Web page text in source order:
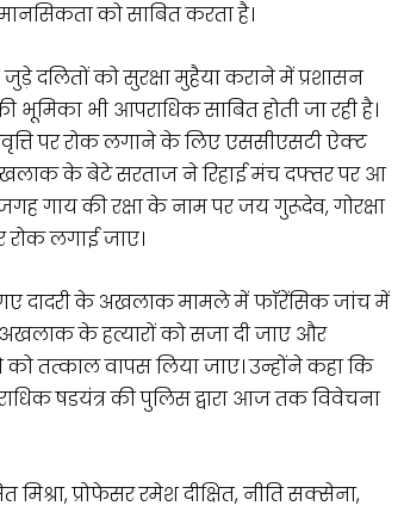
को साबित करता है।
दलितों को सुरक्षा मुहैया कराने में प्रशासन
भी आपराधिक साबित होती जा रही है।
पर रोक लगाने के लिए एससीएसटी ऐक्ट
के बेटे सरताज ने रिहाई मंच दफ्तर पर आ
गाय की रक्षा के नाम पर जय गुरूदेव, गोरक्षा
रोक लगाई जाए।
गए दादरी के अखलाक मामले में फाॅरेंसिक जांच में
के हत्यारों को सजा दी जाए और
तत्काल वापस लिया जाए। उन्होंने कहा कि
षडयंत्र की पुलिस द्वारा आज तक विवेचना
प्रोफेसर रमेश दीक्षित, नीति सक्सेना,